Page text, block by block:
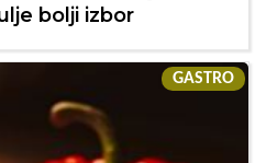
bolji izbor
GASTRO